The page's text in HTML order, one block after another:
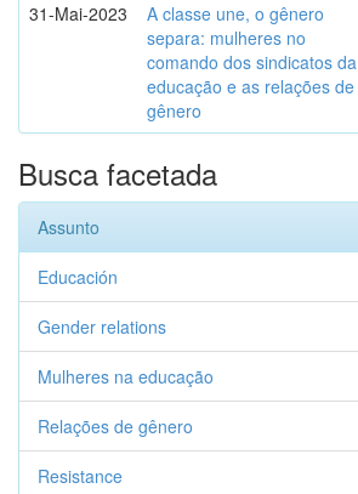
31-Mai-2023
A classe une, o gênero
separa: mulheres no
comando dos sindicatos da
educação e as relações de
gênero
Busca facetada
Assunto
Educación
Gender relations
Mulheres na educação
Relações de gênero
Resistance